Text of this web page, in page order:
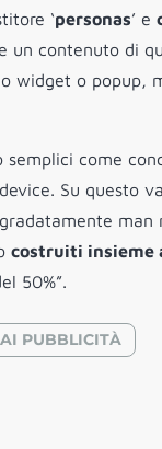
‘personas’ e
contenuto di
widget o popup,
come
Su questo
costruiti insieme
50%”.
PUBBLICITÀ